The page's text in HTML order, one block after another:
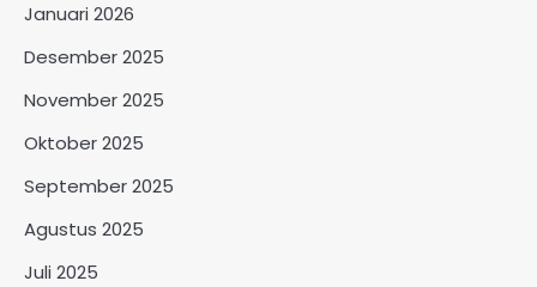
Januari 2026
Desember 2025
November 2025
Oktober 2025
September 2025
Agustus 2025
Juli 2025